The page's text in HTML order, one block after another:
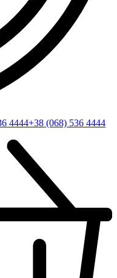
4444+38 (068) 536 4444